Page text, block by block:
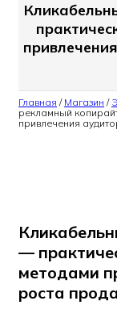
Главная / Магазин /
рекламный
привлечения
—
методами
роста